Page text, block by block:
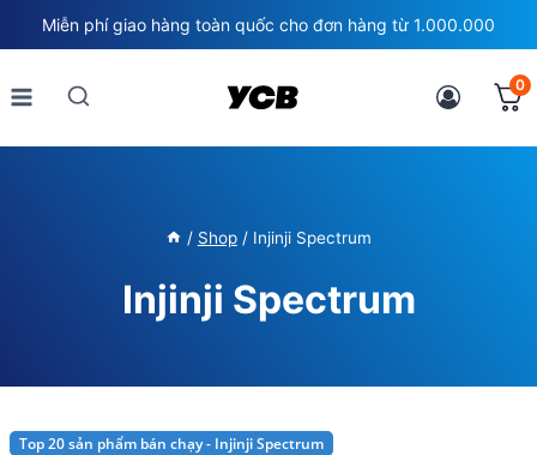
to
content
Miễn phí giao hàng toàn quốc cho đơn hàng từ 1.000.000
0
/ Shop / Injinji Spectrum
Injinji Spectrum
Top 20 sản phẩm bán chạy - Injinji Spectrum